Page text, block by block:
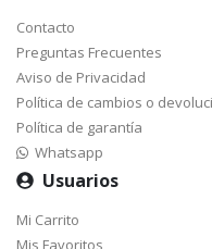
Contacto
Preguntas Frecuentes
Aviso de Privacidad
Política de cambios o
Política de garantía
Whatsapp
Usuarios
Mi Carrito
Mis Favoritos